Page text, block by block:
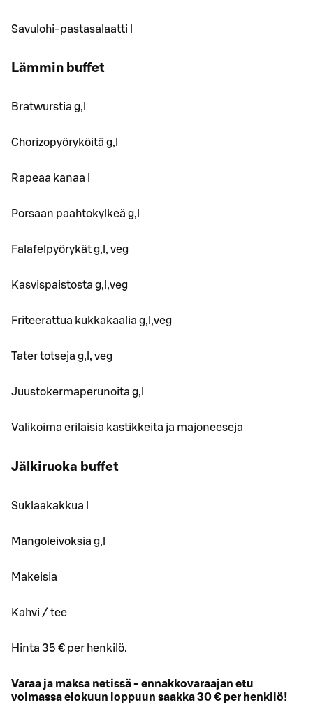
Savulohi-pastasalaatti l
Lämmin buffet
Bratwurstia g,l
Chorizopyöryköitä g,l
Rapeaa kanaa l
Porsaan paahtokylkeä g,l
Falafelpyörykät g,l, veg
Kasvispaistosta g,l,veg
Friteerattua kukkakaalia g,l,veg
Tater totseja g,l, veg
Juustokermaperunoita g,l
Valikoima erilaisia kastikkeita ja majoneeseja
Jälkiruoka buffet
Suklaakakkua l
Mangoleivoksia g,l
Makeisia
Kahvi / tee
Hinta 35 € per henkilö.
Varaa ja maksa netissä - ennakkovaraajan etu
voimassa elokuun loppuun saakka 30 € per henkilö!